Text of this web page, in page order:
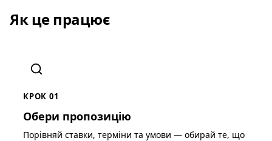
Як це працює
КРОК 01
Обери пропозицію
Порівняй ставки, терміни та умови — обирай те, що